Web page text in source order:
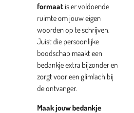
formaat is er voldoende
ruimte om jouw eigen
woorden op te schrijven.
Juist die persoonlijke
boodschap maakt een
bedankje extra bijzonder en
zorgt voor een glimlach bij
de ontvanger.
Maak jouw bedankje